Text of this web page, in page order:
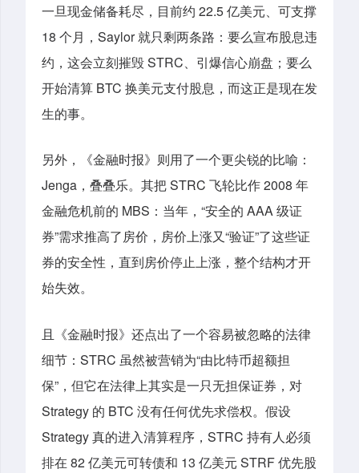
一旦现金储备耗尽，目前约 22.5 亿美元、可支撑
18 个月，Saylor 就只剩两条路：要么宣布股息违
约，这会立刻摧毁 STRC、引爆信心崩盘；要么
开始清算 BTC 换美元支付股息，而这正是现在发
生的事。
另外，《金融时报》则用了一个更尖锐的比喻：
Jenga，叠叠乐。其把 STRC 飞轮比作 2008 年
金融危机前的 MBS：当年，“安全的 AAA 级证
券”需求推高了房价，房价上涨又“验证”了这些证
券的安全性，直到房价停止上涨，整个结构才开
始失效。
且《金融时报》还点出了一个容易被忽略的法律
细节：STRC 虽然被营销为“由比特币超额担
保”，但它在法律上其实是一只无担保证券，对
Strategy 的 BTC 没有任何优先求偿权。假设
Strategy 真的进入清算程序，STRC 持有人必须
排在 82 亿美元可转债和 13 亿美元 STRF 优先股